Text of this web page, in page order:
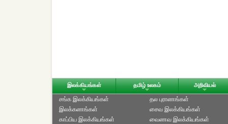
இலக்கியங்கள் தமிழ் உலகம் அறிவியல்
சங்க இலக்கியங்கள்
இலக்கணங்கள்
காப்பிய இலக்கியங்கள்
தல புராணங்கள்
சைவ இலக்கியங்கள்
வைணவ இலக்கியங்கள்